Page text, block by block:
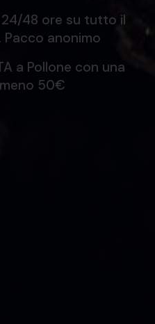
48 ore su tutto il
anonimo
a Pollone con una
50€